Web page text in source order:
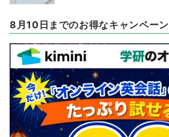
8月10日までのお得なキャンペーン